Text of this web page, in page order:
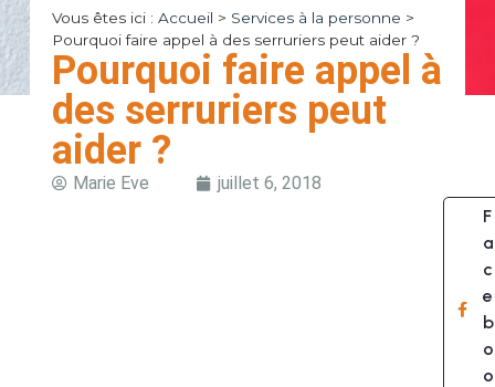
Vous êtes ici : Accueil > Services à la personne >
Pourquoi faire appel à des serruriers peut aider ?
Pourquoi faire appel à
des serruriers peut
aider ?
Marie Eve juillet 6, 2018
F
a
c
e
b
o
o